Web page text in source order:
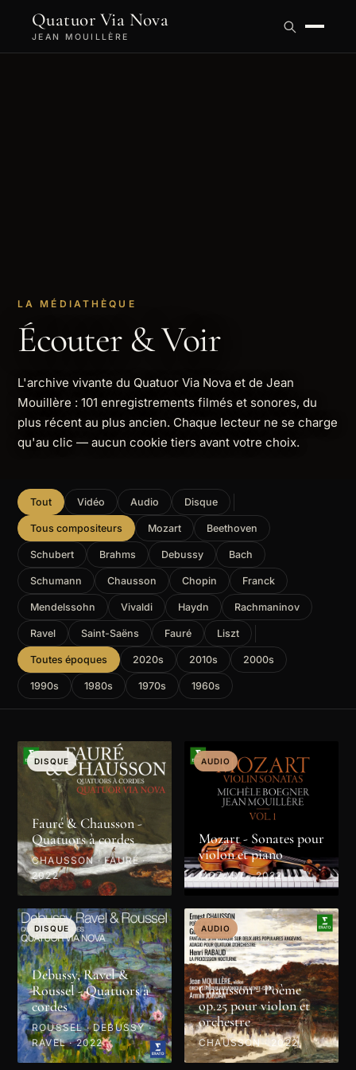
Quatuor Via Nova
JEAN MOUILLÈRE
LA MÉDIATHÈQUE
Écouter & Voir
L'archive vivante du Quatuor Via Nova et de Jean
Mouillère : 101 enregistrements filmés et sonores, du
plus récent au plus ancien. Chaque lecteur ne se charge
qu'au clic — aucun cookie tiers avant votre choix.
Tout Vidéo Audio Disque
Tous compositeurs Mozart Beethoven
Schubert Brahms Debussy Bach
Schumann Chausson Chopin Franck
Mendelssohn Vivaldi Haydn Rachmaninov
Ravel Saint-Saëns Fauré Liszt
Toutes époques 2020s 2010s 2000s
1990s 1980s 1970s 1960s
DISQUE
Fauré & Chausson -
Quatuors à cordes
CHAUSSON · FAURÉ ·
2022
AUDIO
Mozart - Sonates pour
violon et piano
MOZART · 2022
DISQUE
Debussy, Ravel &
Roussel - Quatuors à
cordes
ROUSSEL · DEBUSSY ·
RAVEL · 2022
AUDIO
Chausson - Poème
op.25 pour violon et
orchestre
CHAUSSON · 2022